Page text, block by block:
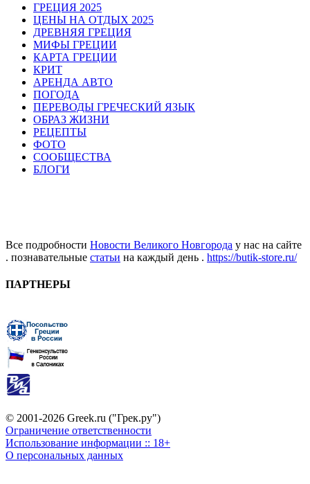
ГРЕЦИЯ 2025
ЦЕНЫ НА ОТДЫХ 2025
ДРЕВНЯЯ ГРЕЦИЯ
МИФЫ ГРЕЦИИ
КАРТА ГРЕЦИИ
КРИТ
АРЕНДА АВТО
ПОГОДА
ПЕРЕВОДЫ ГРЕЧЕСКИЙ ЯЗЫК
ОБРАЗ ЖИЗНИ
РЕЦЕПТЫ
ФОТО
СООБЩЕСТВА
БЛОГИ
Все подробности Новости Великого Новгорода у нас на сайте
. познавательные статьи на каждый день . https://butik-store.ru/
ПАРТНЕРЫ
© 2001-2026 Greek.ru ("Грек.ру")
Ограничение ответственности
Использование информации :: 18+
О персональных данных